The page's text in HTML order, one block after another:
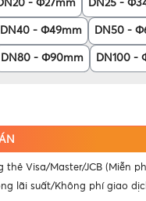
- Φ27mm DN25 -
DN40 - Φ49mm DN50 -
DN80 - Φ90mm DN100 -
Visa/Master/JCB (Miễn
lãi suất/Không phí giao